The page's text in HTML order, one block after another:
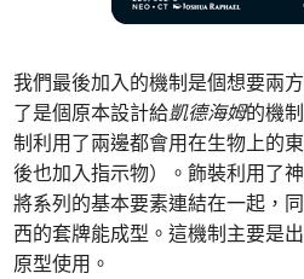
我們最後加入的機制是個想要兩
了是個原本設計給凱德海姆的機
制利用了兩邊都會用在生物上的
後也加入指示物）。飾裝利用了
將系列的基本要素連結在一起，
西的套牌能成型。這機制主要是
原型使用。